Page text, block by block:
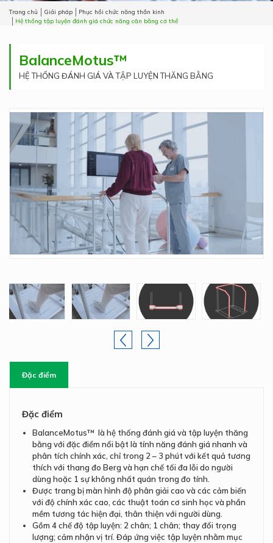
Trang chủ Giải pháp
Phục hồi chức năng thần kinh
Hệ thống tập luyện đánh giá chức năng cân bằng cơ thể
BalanceMotus™
HỆ THỐNG ĐÁNH GIÁ VÀ TẬP LUYỆN THĂNG BẰNG
Đặc điểm
Đặc điểm
BalanceMotus™ là hệ thống đánh giá và tập luyện thăng
bằng với đặc điểm nổi bật là tính năng đánh giá nhanh và
phân tích chính xác, chỉ trong 2 – 3 phút với kết quả tương
thích với thang đo Berg và hạn chế tối đa lỗi do người
dùng hoặc 1 sự không nhất quán trong đo tính.
Được trang bị màn hình độ phân giải cao và các cảm biến
với độ chính xác cao, các thuật toán cơ sinh học và phần
mềm tương tác hiện đại, thân thiện với người dùng.
Gồm 4 chế độ tập luyện: 2 chân; 1 chân; thay đổi trọng
lượng; cảm nhận vị trí. Đáp ứng việc tập luyện nhằm mục